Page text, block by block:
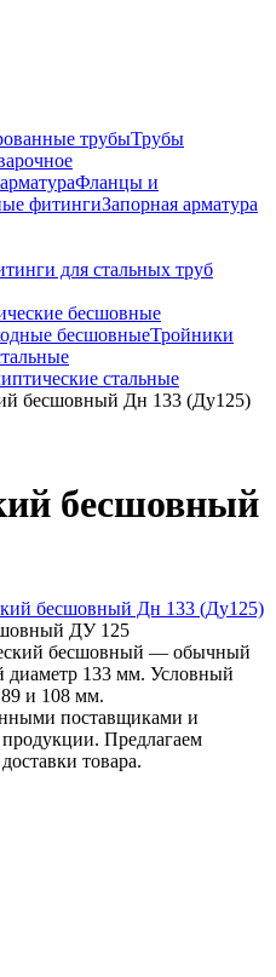
трубыТрубы
Фланцы и
фитингиЗапорная арматура
для стальных труб
бесшовные
бесшовныеТройники
стальные
бесшовный Дн 133 (Ду125)
бесшовный
ДУ 125
бесшовный — обычный
133 мм. Условный
и 108 мм.
поставщиками и
продукции. Предлагаем
товара.